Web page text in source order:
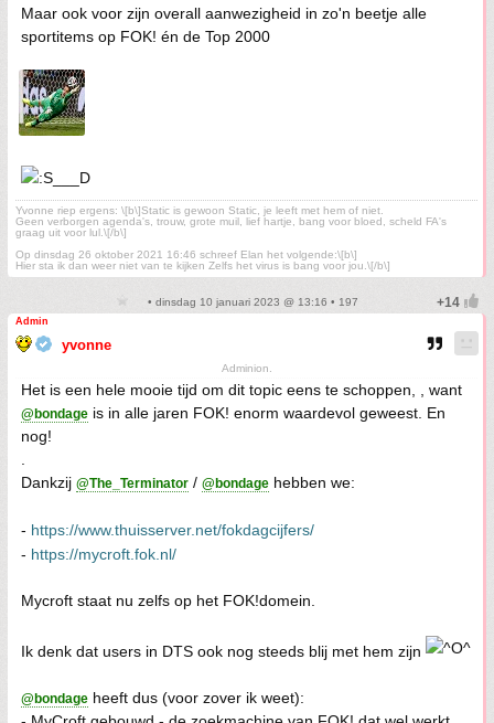
Maar ook voor zijn overall aanwezigheid in zo'n beetje alle
sportitems op FOK! én de Top 2000
Yvonne riep ergens: \[b\]Static is gewoon Static, je leeft met hem of niet.
Geen verborgen agenda's, trouw, grote muil, lief hartje, bang voor bloed, scheld FA's
graag uit voor lul.\[/b\]
Op dinsdag 26 oktober 2021 16:46 schreef Elan het volgende:\[b\]
Hier sta ik dan weer niet van te kijken Zelfs het virus is bang voor jou.\[/b\]
• dinsdag 10 januari 2023 @ 13:16 • 197
Admin
yvonne
Adminion.
Het is een hele mooie tijd om dit topic eens te schoppen, , want
@bondage is in alle jaren FOK! enorm waardevol geweest. En
nog!
Dankzij @The_Terminator / @bondage hebben we:
- https://www.thuisserver.net/fokdagcijfers/
- https://mycroft.fok.nl/
Mycroft staat nu zelfs op het FOK!domein.
Ik denk dat users in DTS ook nog steeds blij met hem zijn
@bondage heeft dus (voor zover ik weet):